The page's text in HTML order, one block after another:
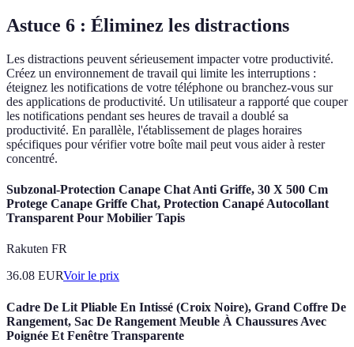
Astuce 6 : Éliminez les distractions
Les distractions peuvent sérieusement impacter votre productivité.
Créez un environnement de travail qui limite les interruptions :
éteignez les notifications de votre téléphone ou branchez-vous sur
des applications de productivité. Un utilisateur a rapporté que couper
les notifications pendant ses heures de travail a doublé sa
productivité. En parallèle, l'établissement de plages horaires
spécifiques pour vérifier votre boîte mail peut vous aider à rester
concentré.
Subzonal-Protection Canape Chat Anti Griffe, 30 X 500 Cm
Protege Canape Griffe Chat, Protection Canapé Autocollant
Transparent Pour Mobilier Tapis
Rakuten FR
36.08 EURVoir le prix
Cadre De Lit Pliable En Intissé (Croix Noire), Grand Coffre De
Rangement, Sac De Rangement Meuble À Chaussures Avec
Poignée Et Fenêtre Transparente